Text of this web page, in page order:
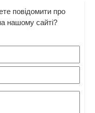
повідомити про
нашому сайті?